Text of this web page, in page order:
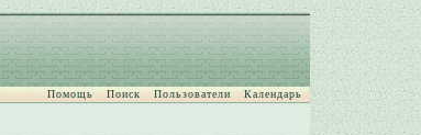
Помощь Поиск Пользователи Календарь